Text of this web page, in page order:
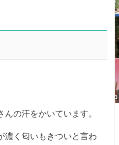
の汗をかいています。
濃く匂いもきついと言わ